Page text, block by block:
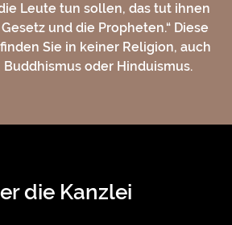
Leute tun sollen, das tut ihnen
und die Propheten.“ Diese
Sie in keiner Religion, auch
oder Hinduismus.
die Kanzlei